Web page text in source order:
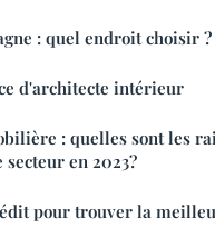
: quel endroit choisir ?
d'architecte intérieur
: quelles sont les
en 2023?
pour trouver la